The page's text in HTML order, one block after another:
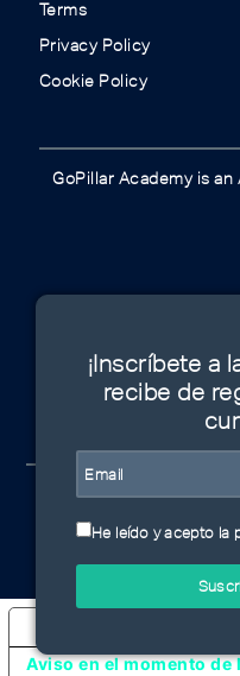
Terms
Privacy Policy
Cookie Policy
GoPillar Academy is
© GoPillar
¡Inscríbete a
recibe de
He leído y acepto la
Aviso en el momento de